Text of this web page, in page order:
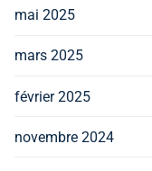
mai 2025
mars 2025
février 2025
novembre 2024